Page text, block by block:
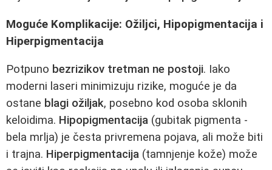
Moguće Komplikacije: Ožiljci, Hipopigmentacija i
Hiperpigmentacija
Potpuno bezrizikov tretman ne postoji. Iako
moderni laseri minimizuju rizike, moguće je da
ostane blagi ožiljak, posebno kod osoba sklonih
keloidima. Hipopigmentacija (gubitak pigmenta -
bela mrlja) je česta privremena pojava, ali može biti
i trajna. Hiperpigmentacija (tamnjenje kože) može